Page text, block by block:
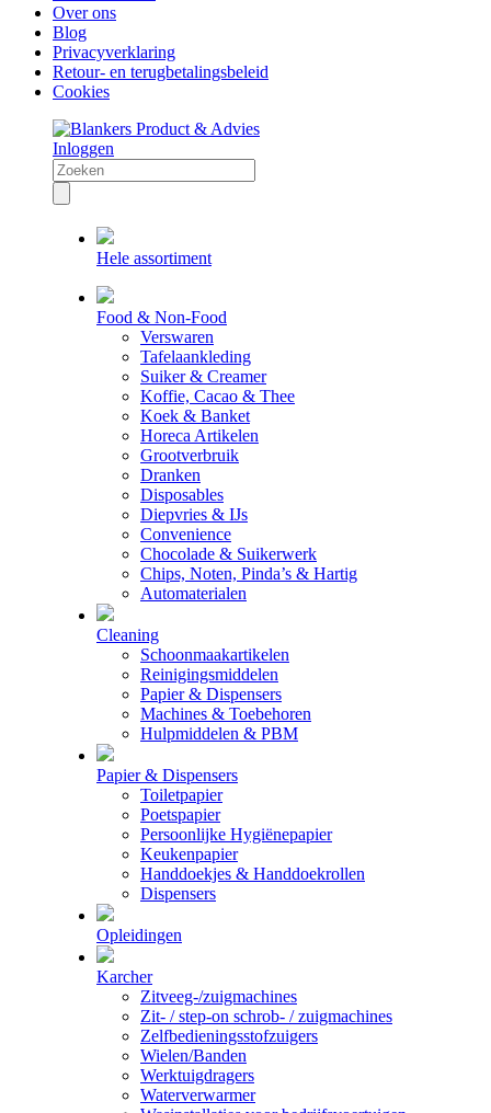
Over ons
Blog
Privacyverklaring
Retour- en terugbetalingsbeleid
Cookies
Inloggen
Hele assortiment
Food & Non-Food
Verswaren
Tafelaankleding
Suiker & Creamer
Koffie, Cacao & Thee
Koek & Banket
Horeca Artikelen
Grootverbruik
Dranken
Disposables
Diepvries & IJs
Convenience
Chocolade & Suikerwerk
Chips, Noten, Pinda’s & Hartig
Automaterialen
Cleaning
Schoonmaakartikelen
Reinigingsmiddelen
Papier & Dispensers
Machines & Toebehoren
Hulpmiddelen & PBM
Papier & Dispensers
Toiletpapier
Poetspapier
Persoonlijke Hygiënepapier
Keukenpapier
Handdoekjes & Handdoekrollen
Dispensers
Opleidingen
Karcher
Zitveeg-/zuigmachines
Zit- / step-on schrob- / zuigmachines
Zelfbedieningsstofzuigers
Wielen/Banden
Werktuigdragers
Waterverwarmer